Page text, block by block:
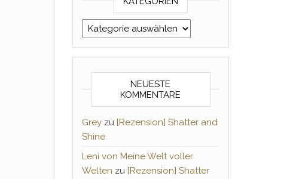
Kategorien
NEUESTE
KOMMENTARE
Greyzu [Rezension] Shatter and
Shine
Leni von Meine Welt voller
Welten zu [Rezension] Shatter